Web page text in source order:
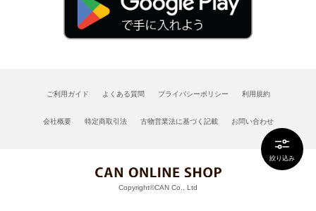
絞り込み
ご利用ガイド よくある質問 プライバシーポリシー 利用規約
会社概要 特定商取引法 古物営業法に基づく記載 お問い合わせ
Copyright©CAN Co., Ltd